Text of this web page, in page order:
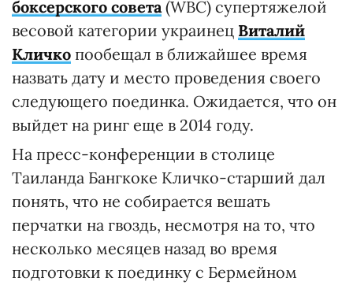
боксерского совета(WBC) супертяжелой
весовой категории украинец Виталий
Кличко пообещал в ближайшее время
назвать дату и место проведения своего
следующего поединка. Ожидается, что он
выйдет на ринг еще в 2014 году.
На пресс-конференции в столице
Таиланда Бангкоке Кличко-старший дал
понять, что не собирается вешать
перчатки на гвоздь, несмотря на то, что
несколько месяцев назад во время
подготовки к поединку с Бермейном